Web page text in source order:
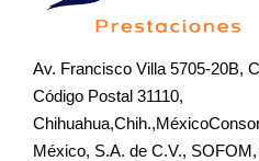
Av. Francisco Villa 5705-20B,
Código Postal 31110,
México, S.A. de C.V.,